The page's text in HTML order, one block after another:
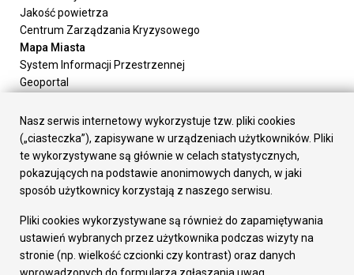
Jakość powietrza
Centrum Zarządzania Kryzysowego
Mapa Miasta
System Informacji Przestrzennej
Geoportal
Załatw sprawę
Prezydent Miasta
Rada Miasta
Wydziały
Elektroniczna Skrzynka Podawcza
Gospodarka
Fundusze europejskie
Środki krajowe
Nasz serwis internetowy wykorzystuje tzw. pliki cookies
(„ciasteczka”), zapisywane w urządzeniach użytkowników. Pliki
te wykorzystywane są głównie w celach statystycznych,
pokazujących na podstawie anonimowych danych, w jaki
sposób użytkownicy korzystają z naszego serwisu.
Pliki cookies wykorzystywane są również do zapamiętywania
ustawień wybranych przez użytkownika podczas wizyty na
stronie (np. wielkość czcionki czy kontrast) oraz danych